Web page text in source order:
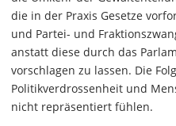
die in der Praxis Gesetze
und Partei- und
anstatt diese durch das
vorschlagen zu lassen. Die
Politikverdrossenheit und
nicht repräsentiert fühlen.